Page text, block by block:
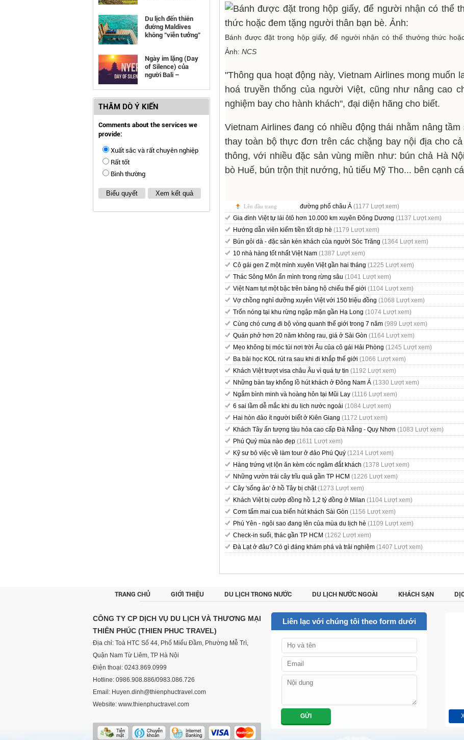
Du lịch đến thiên
đường Maldives
không "viễn tưởng"
Ngày im lặng (Day
of Silence) của
người Bali –
THĂM DÒ Ý KIẾN
Comments about the services we
provide:
Xuất sắc và rất chuyên nghiệp
Rất tốt
Bình thường
Biểu quyết Xem kết quả
Bánh được đặt trong hộp giấy, để người nhận có thể thưởng thức
Ảnh: NCS
"Thông qua hoạt động này, Vietnam Airlines mong muốn
hoá truyền thống của người Việt, cũng như nâng cao
nghiệm bay cho hành khách", đại diện hãng cho biết.
Vietnam Airlines đang có nhiều động thái nhằm nâng
thay toàn bộ thực đơn trên các chặng bay nội địa cho
thông, với nhiều đặc sản vùng miền như: bún chả Hà
bò Huế, bún trộn thịt nướng, hủ tiếu Mỹ Tho... bên cạnh
Lên đầu trang đường phố châu Á (1177 Lượt xem)
Gia đình Việt tự lái ôtô hơn 10.000 km xuyên Đông Dương (1137 Lượt xem)
Hướng dẫn viên kiếm tiền tốt dịp hè (1179 Lượt xem)
Bún gỏi dà - đặc sản kén khách của người Sóc Trăng (1364 Lượt xem)
10 nhà hàng tốt nhất Việt Nam (1387 Lượt xem)
Cô gái gen Z một mình xuyên Việt gần hai tháng (1225 Lượt xem)
Thác Sông Môn ẩn mình trong rừng sâu (1041 Lượt xem)
Việt Nam tụt một bậc trên bảng hộ chiếu thế giới (1104 Lượt xem)
Vợ chồng nghỉ dưỡng xuyên Việt với 150 triệu đồng (1068 Lượt xem)
Trốn nóng tại khu rừng ngập mặn gần Hạ Long (1074 Lượt xem)
Cùng chó cưng đi bộ vòng quanh thế giới trong 7 năm (989 Lượt xem)
Quán phở hơn 20 năm không rau, giá ở Sài Gòn (1164 Lượt xem)
Mẹo không bị móc túi nơi trời Âu của cô gái Hải Phòng (1245 Lượt xem)
Ba bài học KOL rút ra sau khi đi khắp thế giới (1066 Lượt xem)
Khách Việt trượt visa châu Âu vì quá tự tin (1192 Lượt xem)
Những bàn tay khổng lồ hút khách ở Đông Nam Á (1330 Lượt xem)
Ngắm bình minh và hoàng hôn tại Mũi Lay (1116 Lượt xem)
6 sai lầm dễ mắc khi du lịch nước ngoài (1084 Lượt xem)
Hai hòn đảo ít người biết ở Kiên Giang (1172 Lượt xem)
Khách Tây ấn tượng tàu hỏa cao cấp Đà Nẵng - Quy Nhơn (1083 Lượt xem)
Phú Quý mùa nào đẹp (1611 Lượt xem)
Kỹ sư bỏ việc về làm tour ở đảo Phú Quý (1214 Lượt xem)
Hàng trứng vịt lộn ăn kèm cóc ngâm đắt khách (1378 Lượt xem)
Những vườn trái cây trĩu quả gần TP HCM (1226 Lượt xem)
Cây 'sống ảo' ở hồ Tây bị chặt(1273 Lượt xem)
Khách Việt bị cướp đồng hồ 1,2 tỷ đồng ở Milan (1104 Lượt xem)
Cơm tấm mai cua biển hút khách Sài Gòn (1156 Lượt xem)
Phú Yên - ngôi sao đang lên của mùa du lịch hè (1109 Lượt xem)
Check-in suối, thác gần TP HCM (1262 Lượt xem)
Đà Lạt ở đâu? Có gì đáng khám phá và trải nghiệm (1407 Lượt xem)
TRANG CHỦ GIỚI THIỆU DU LỊCH TRONG NƯỚC DU LỊCH NƯỚC NGOÀI KHÁCH SẠN
CÔNG TY CP DỊCH VỤ DU LỊCH VÀ THƯƠNG MẠI
THIÊN PHÚC (THIEN PHUC TRAVEL)
Địa chỉ: Toà HTC Số 44, Phố Miếu Đầm, Phường Mễ Trì,
Quận Nam Từ Liêm, TP Hà Nội
Điện thoại: 0243.869.0999
Hotline: 0986.908.886/0983.086.726
Email: Huyen.dinh@thienphuctravel.com
Website: www.thienphuctravel.com
Liên lạc với chúng tôi theo form dưới
GỬI